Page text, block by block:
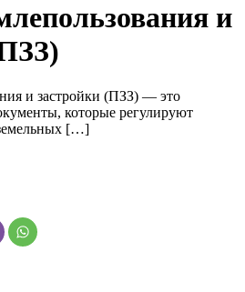
и
и застройки (ПЗЗ) — это
которые регулируют
[…]